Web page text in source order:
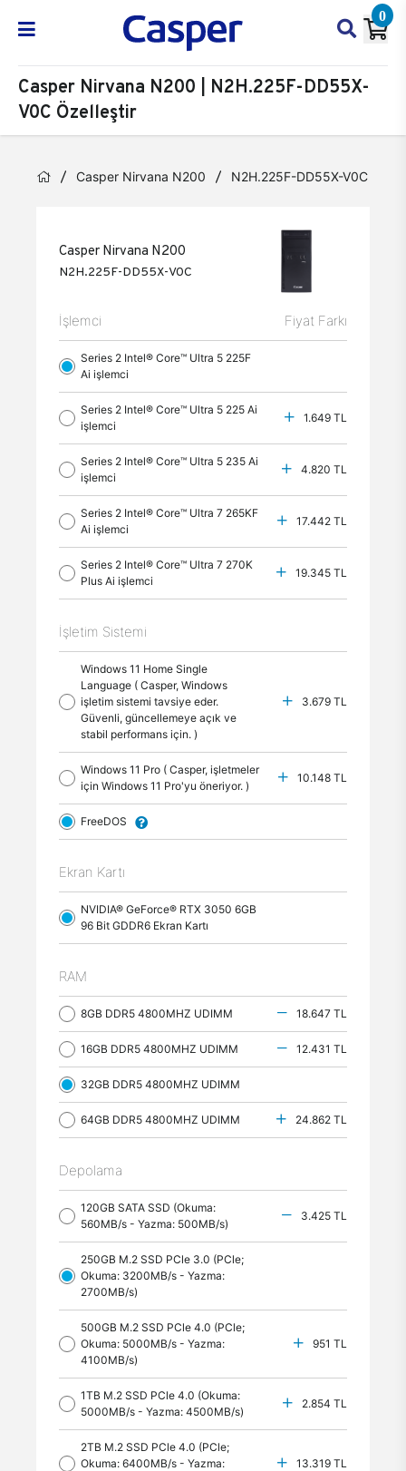
0
Casper Nirvana N200 | N2H.225F-DD55X-
V0C Özelleştir
Casper Nirvana N200 N2H.225F-DD55X-V0C
Casper Nirvana N200
N2H.225F-DD55X-V0C
İşlemci Fiyat Farkı
Series 2 Intel® Core™ Ultra 5 225F
Ai işlemci
Series 2 Intel® Core™ Ultra 5 225 Ai
işlemci
1.649 TL
Series 2 Intel® Core™ Ultra 5 235 Ai
işlemci
4.820 TL
Series 2 Intel® Core™ Ultra 7 265KF
Ai işlemci
17.442 TL
Series 2 Intel® Core™ Ultra 7 270K
Plus Ai işlemci
19.345 TL
İşletim Sistemi
Windows 11 Home Single
Language ( Casper, Windows
işletim sistemi tavsiye eder.
Güvenli, güncellemeye açık ve
stabil performans için. )
3.679 TL
Windows 11 Pro ( Casper, işletmeler
için Windows 11 Pro'yu öneriyor. )
10.148 TL
FreeDOS
Ekran Kartı
NVIDIA® GeForce® RTX 3050 6GB
96 Bit GDDR6 Ekran Kartı
RAM
8GB DDR5 4800MHZ UDIMM 18.647 TL
16GB DDR5 4800MHZ UDIMM 12.431 TL
32GB DDR5 4800MHZ UDIMM
64GB DDR5 4800MHZ UDIMM 24.862 TL
Depolama
120GB SATA SSD (Okuma:
560MB/s - Yazma: 500MB/s)
3.425 TL
250GB M.2 SSD PCle 3.0 (PCle;
Okuma: 3200MB/s - Yazma:
2700MB/s)
500GB M.2 SSD PCle 4.0 (PCle;
Okuma: 5000MB/s - Yazma:
4100MB/s)
951 TL
1TB M.2 SSD PCle 4.0 (Okuma:
5000MB/s - Yazma: 4500MB/s)
2.854 TL
2TB M.2 SSD PCle 4.0 (PCle;
Okuma: 6400MB/s - Yazma:
13.319 TL